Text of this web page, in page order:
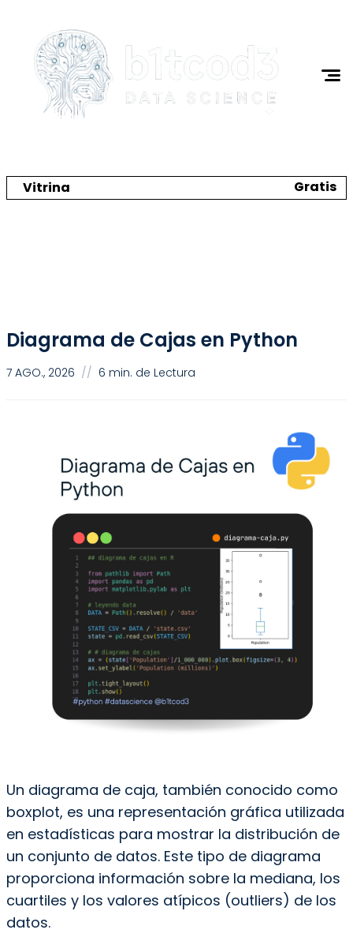
Vitrina Gratis
Diagrama de Cajas en Python
7 AGO., 2026 // 6 min. de Lectura
Un diagrama de caja, también conocido como
boxplot, es una representación gráfica utilizada
en estadísticas para mostrar la distribución de
un conjunto de datos. Este tipo de diagrama
proporciona información sobre la mediana, los
cuartiles y los valores atípicos (outliers) de los
datos.